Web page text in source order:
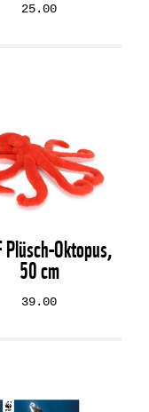
25.00
Plüsch-Oktopus,
50 cm
39.00